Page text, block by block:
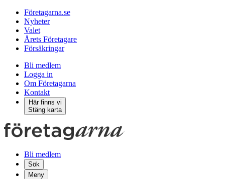
Företagarna.se
Nyheter
Valet
Årets Företagare
Försäkringar
Bli medlem
Logga in
Om Företagarna
Kontakt
Här finns vi
Stäng karta
Bli medlem
Sök
Meny